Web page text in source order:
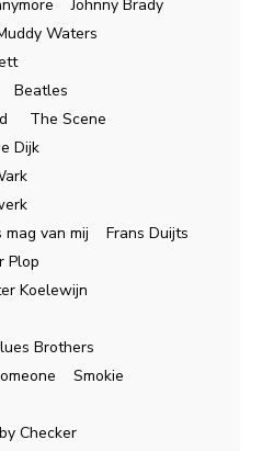
Johnny Brady
Waters
Beatles
The Scene
Dijk
mag van mij Frans Duijts
Plop
Koelewijn
Brothers
Smokie
Checker